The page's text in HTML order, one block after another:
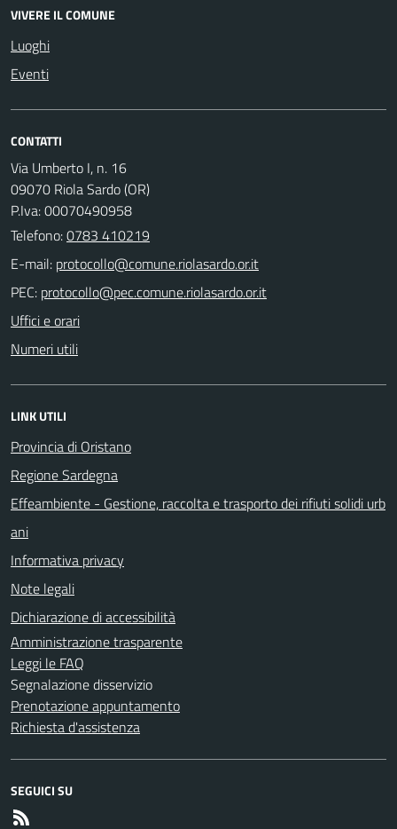
VIVERE IL COMUNE
Luoghi
Eventi
CONTATTI
Via Umberto I, n. 16
09070 Riola Sardo (OR)
P.Iva: 00070490958
Telefono:0783 410219
E-mail:
PEC:
Uffici e orari
Numeri utili
LINK UTILI
Provincia di Oristano
Regione Sardegna
Effeambiente - Gestione, raccolta e trasporto dei rifiuti solidi urb
ani
Informativa privacy
Note legali
Dichiarazione di accessibilità
Amministrazione trasparente
Leggi le FAQ
Segnalazione disservizio
Prenotazione appuntamento
Richiesta d'assistenza
SEGUICI SU